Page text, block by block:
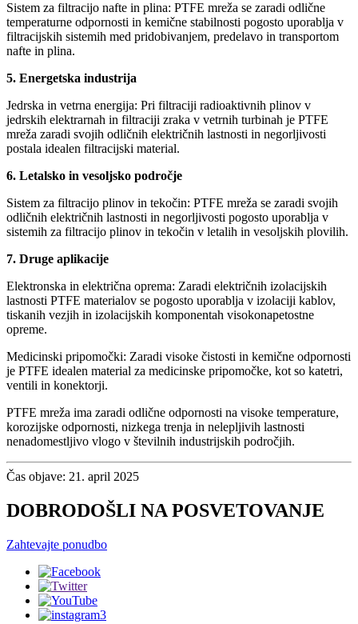
Sistem za filtracijo nafte in plina: PTFE mreža se zaradi odlične
temperaturne odpornosti in kemične stabilnosti pogosto uporablja v
filtracijskih sistemih med pridobivanjem, predelavo in transportom
nafte in plina.
5. Energetska industrija
Jedrska in vetrna energija: Pri filtraciji radioaktivnih plinov v
jedrskih elektrarnah in filtraciji zraka v vetrnih turbinah je PTFE
mreža zaradi svojih odličnih električnih lastnosti in negorljivosti
postala idealen filtracijski material.
6. Letalsko in vesoljsko področje
Sistem za filtracijo plinov in tekočin: PTFE mreža se zaradi svojih
odličnih električnih lastnosti in negorljivosti pogosto uporablja v
sistemih za filtracijo plinov in tekočin v letalih in vesoljskih plovilih.
7. Druge aplikacije
Elektronska in električna oprema: Zaradi električnih izolacijskih
lastnosti PTFE materialov se pogosto uporablja v izolaciji kablov,
tiskanih vezjih in izolacijskih komponentah visokonapetostne
opreme.
Medicinski pripomočki: Zaradi visoke čistosti in kemične odpornosti
je PTFE idealen material za medicinske pripomočke, kot so katetri,
ventili in konektorji.
PTFE mreža ima zaradi odlične odpornosti na visoke temperature,
korozijske odpornosti, nizkega trenja in nelepljivih lastnosti
nenadomestljivo vlogo v številnih industrijskih področjih.
Čas objave: 21. april 2025
DOBRODOŠLI NA POSVETOVANJE
Zahtevajte ponudbo